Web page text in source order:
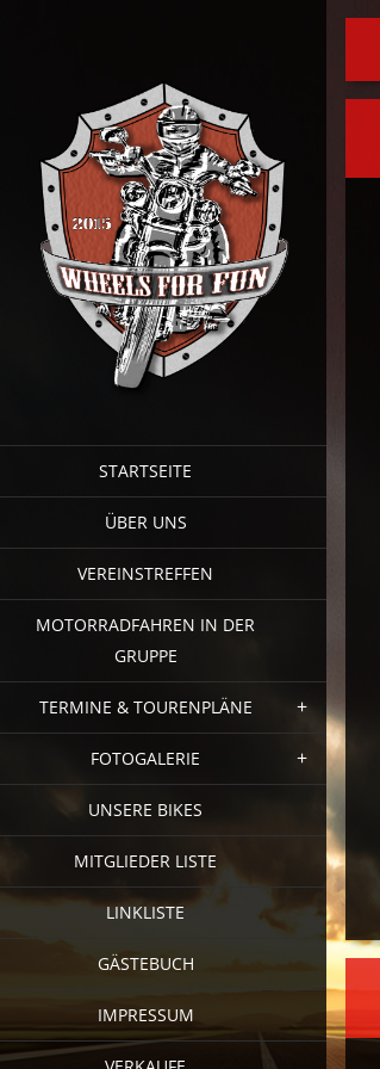
STARTSEITE
ÜBER UNS
VEREINSTREFFEN
MOTORRADFAHREN IN DER
GRUPPE
TERMINE & TOURENPLÄNE
FOTOGALERIE
UNSERE BIKES
MITGLIEDER LISTE
LINKLISTE
GÄSTEBUCH
IMPRESSUM